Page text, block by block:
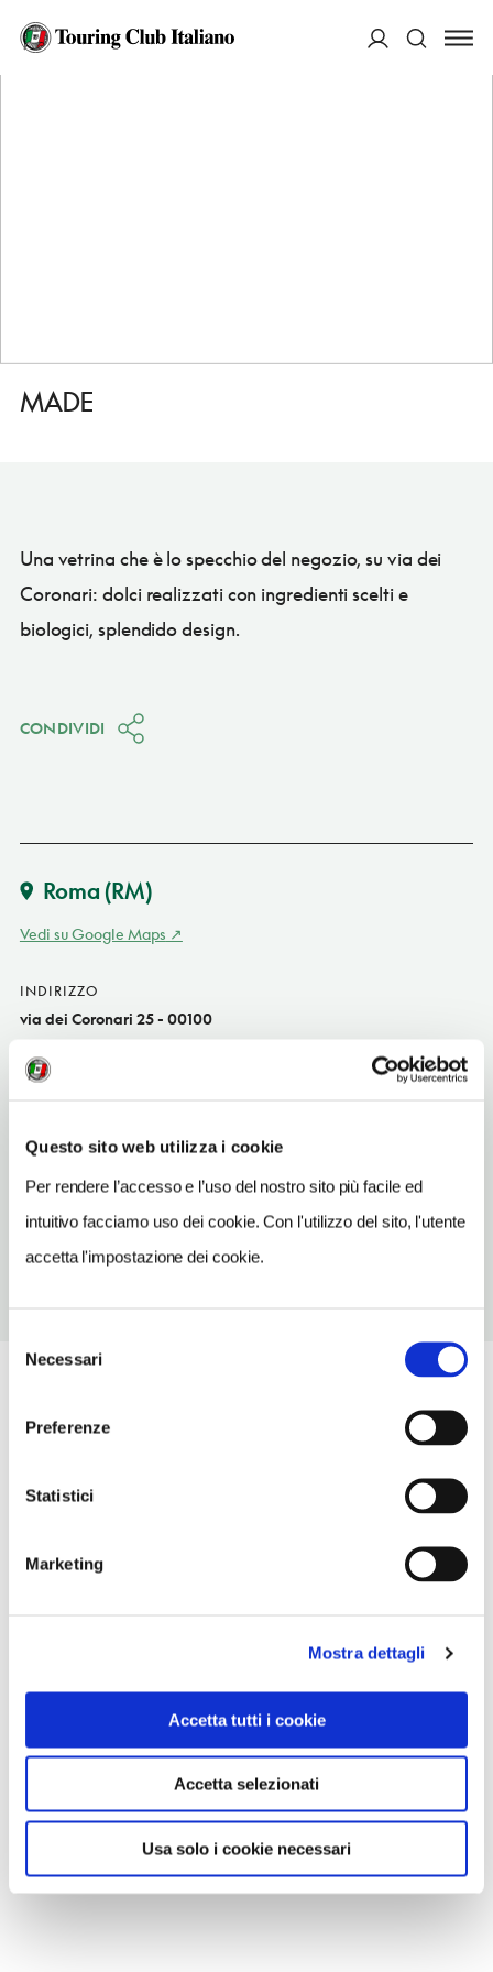
Questo sito web utilizza i cookie
Per rendere l’accesso e l’uso del nostro sito più facile ed
intuitivo facciamo uso dei cookie. Con l'utilizzo del sito, l'utente
accetta l'impostazione dei cookie.
delNecessari
Preferenze
Statistici
Marketing
Mostra dettagli
Accetta tutti i cookie
Accetta selezionati
Usa solo i cookie necessari
HOME
MADE
Una vetrina che è lo specchio del negozio, su via dei
Coronari: dolci realizzati con ingredienti scelti e
biologici, splendido design.
CONDIVIDI
Roma (RM)
Vedi su Google Maps
INDIRIZZO
via dei Coronari 25 - 00100
Roma (RM)
Lazio IT
www.madebakery.com
TELEFONO
0698932195